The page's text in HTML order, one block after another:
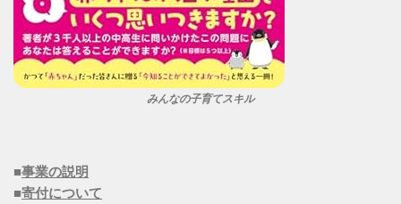
みんなの子育てスキル
■事業の説明
■寄付について